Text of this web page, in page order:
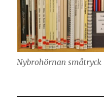
Nybrohörnan småtryck